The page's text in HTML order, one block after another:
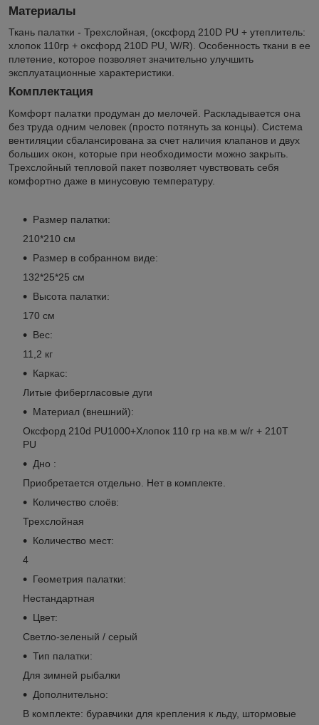
Материалы
Ткань палатки - Трехслойная, (оксфорд 210D PU + утеплитель:
хлопок 110гр + оксфорд 210D PU, W/R). Особенность ткани в ее
плетение, которое позволяет значительно улучшить
эксплуатационные характеристики.
Комплектация
Комфорт палатки продуман до мелочей. Раскладывается она
без труда одним человек (просто потянуть за концы). Система
вентиляции сбалансирована за счет наличия клапанов и двух
больших окон, которые при необходимости можно закрыть.
Трехслойный тепловой пакет позволяет чувствовать себя
комфортно даже в минусовую температуру.
Размер палатки:
210*210 см
Размер в собранном виде:
132*25*25 см
Высота палатки:
170 см
Вес:
11,2 кг
Каркас:
Литые фибергласовые дуги
Материал (внешний):
Оксфорд 210d PU1000+Хлопок 110 гр на кв.м w/r + 210T
PU
Дно :
Приобретается отдельно. Нет в комплекте.
Количество слоёв:
Трехслойная
Количество мест:
4
Геометрия палатки:
Нестандартная
Цвет:
Светло-зеленый / серый
Тип палатки:
Для зимней рыбалки
Дополнительно:
В комплекте: буравчики для крепления к льду, штормовые